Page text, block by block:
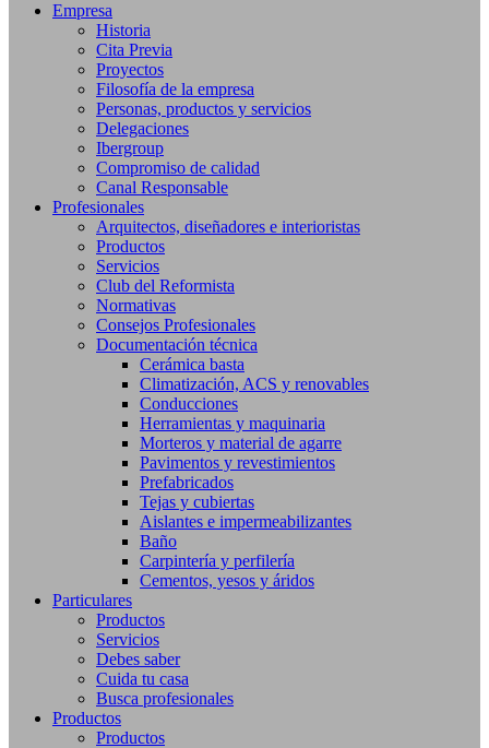
Empresa
Historia
Cita Previa
Proyectos
Filosofía de la empresa
Personas, productos y servicios
Delegaciones
Ibergroup
Compromiso de calidad
Canal Responsable
Profesionales
Arquitectos, diseñadores e interioristas
Productos
Servicios
Club del Reformista
Normativas
Consejos Profesionales
Documentación técnica
Cerámica basta
Climatización, ACS y renovables
Conducciones
Herramientas y maquinaria
Morteros y material de agarre
Pavimentos y revestimientos
Prefabricados
Tejas y cubiertas
Aislantes e impermeabilizantes
Baño
Carpintería y perfilería
Cementos, yesos y áridos
Particulares
Productos
Servicios
Debes saber
Cuida tu casa
Busca profesionales
Productos
Productos